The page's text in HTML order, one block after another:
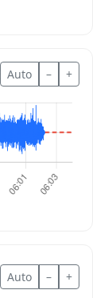
Auto – +
Auto – +